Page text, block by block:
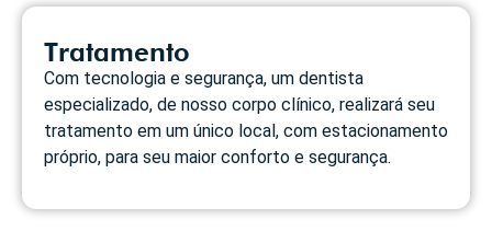
Tratamento
Com tecnologia e segurança, um dentista
especializado, de nosso corpo clínico, realizará seu
tratamento em um único local, com estacionamento
próprio, para seu maior conforto e segurança.